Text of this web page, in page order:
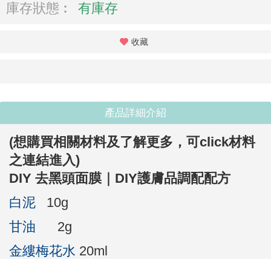
庫存狀態︰
有庫存
收藏
產品詳細介紹
(想購買相關材料及了解更多， 可click材料
之連結進入)
DIY 去黑頭面膜｜DIY護膚品調配配方
白泥
10g
甘油
2g
金縷梅花水 20ml